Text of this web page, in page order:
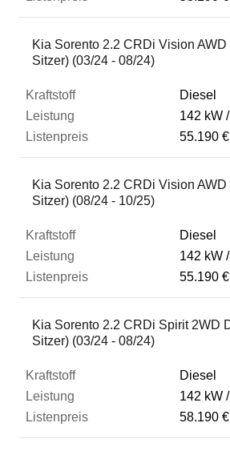
Kia Sorento 2.2 CRDi Vision
Sitzer) (03/24 - 08/24)
Diesel
142 kW
55.190 €
Kia Sorento 2.2 CRDi Vision
Sitzer) (08/24 - 10/25)
Diesel
142 kW
55.190 €
Kia Sorento 2.2 CRDi Spirit 2WD
Sitzer) (03/24 - 08/24)
Diesel
142 kW
58.190 €